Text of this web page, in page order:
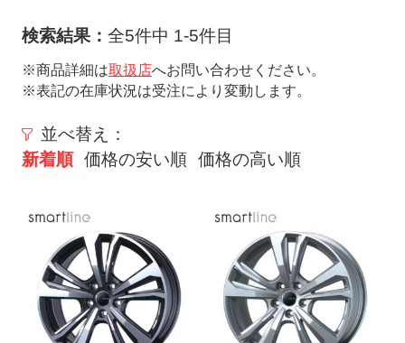
検索結果： 全5件中 1-5件目
※商品詳細は取扱店へお問い合わせください。
※表記の在庫状況は受注により変動します。
並べ替え：
新着順 価格の安い順 価格の高い順